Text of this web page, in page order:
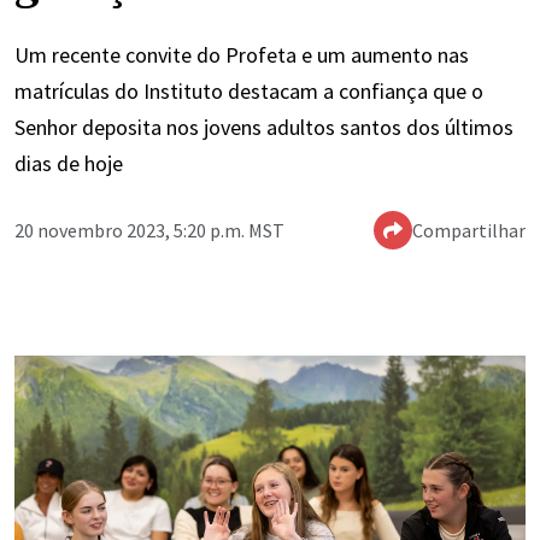
Um recente convite do Profeta e um aumento nas
matrículas do Instituto destacam a confiança que o
Senhor deposita nos jovens adultos santos dos últimos
dias de hoje
20 novembro 2023, 5:20 p.m. MST Compartilhar